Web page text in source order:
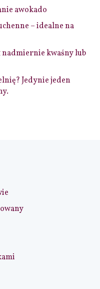
awokado
– idealne na
nadmiernie kwaśny lub
Jedynie jeden